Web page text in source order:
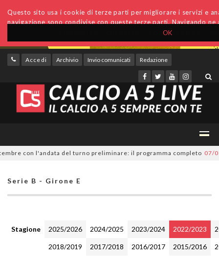
OK
Questo sito usa i cookie di terze parti per migliorare i servizi e
navigazione sono condivise con queste terze parti. Navigando
Accedi Archivio Invio comunicati Redazione
con l'andata del turno preliminare: il programma completo 07/08/
Serie B - Girone E
Stagione 2025/2026 2024/2025 2023/2024 2022/2023
2018/2019 2017/2018 2016/2017 2015/2016